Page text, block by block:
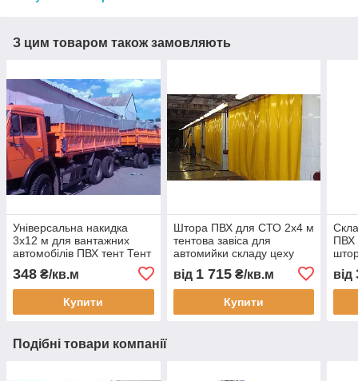
З цим товаром також замовляють
Універсальна накидка
3x12 м для вантажних
автомобілів ПВХ тент Тент
безкоштовно
виготовлення під
замовлення
348 ₴/кв.м
Купити
Штора ПВХ для СТО 2x4 м
тентова завіса для
автомийки складу цеху
пилу вологи тепла з
монтажем Тент Строй
від 1 715₴/кв.м
Купити
ПВХ
від
Подібні товари компанії